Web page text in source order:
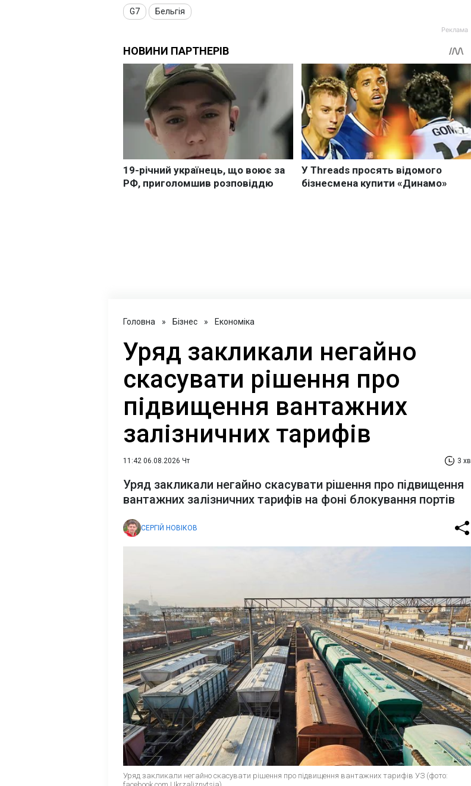
G7 Бельгія
Головна » Бізнес » Економіка
Уряд закликали негайно
скасувати рішення про
підвищення вантажних
залізничних тарифів
11:42 06.08.2026 Чт 3 хв
Уряд закликали негайно скасувати рішення про підвищення
вантажних залізничних тарифів на фоні блокування портів
СЕРГІЙ НОВІКОВ
Уряд закликали негайно скасувати рішення про підвищення вантажних тарифів УЗ (фото: